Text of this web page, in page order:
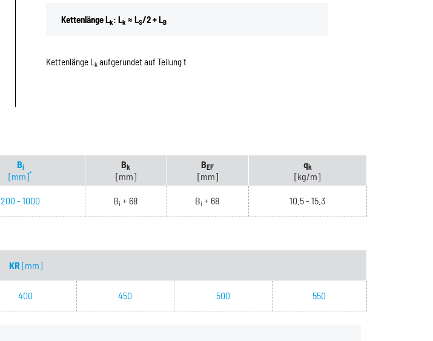
Kettenlänge Lk: Lk ≈ LS/2 + LB
Kettenlänge L kaufgerundet auf Teilung t
Bi
[mm]*
Bk
[mm]
BEF
[mm]
qk
[kg/m]
200 - 1000 Bi + 68 Bi + 68 10.5 - 15.3
KR[mm]
400 450 500 550